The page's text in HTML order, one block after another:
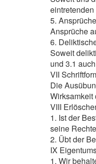
5.
Ansprüche
6.
Soweit
und 3.1
VII
Die
Wirksamkeit
VIII
1. Ist der
seine
2. Übt der
IX
1. Wir